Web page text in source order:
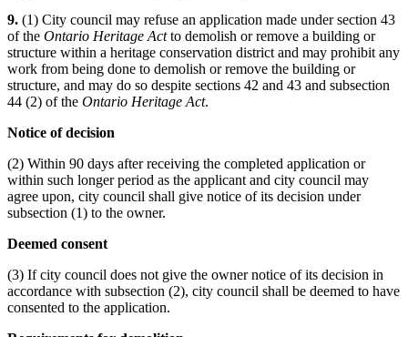
9. (1) City council may refuse an application made under section 43
of the Ontario Heritage Actto demolish or remove a building or
structure within a heritage conservation district and may prohibit any
work from being done to demolish or remove the building or
structure, and may do so despite sections 42 and 43 and subsection
44 (2) of the Ontario Heritage Act.
Notice of decision
(2) Within 90 days after receiving the completed application or
within such longer period as the applicant and city council may
agree upon, city council shall give notice of its decision under
subsection (1) to the owner.
Deemed consent
(3) If city council does not give the owner notice of its decision in
accordance with subsection (2), city council shall be deemed to have
consented to the application.